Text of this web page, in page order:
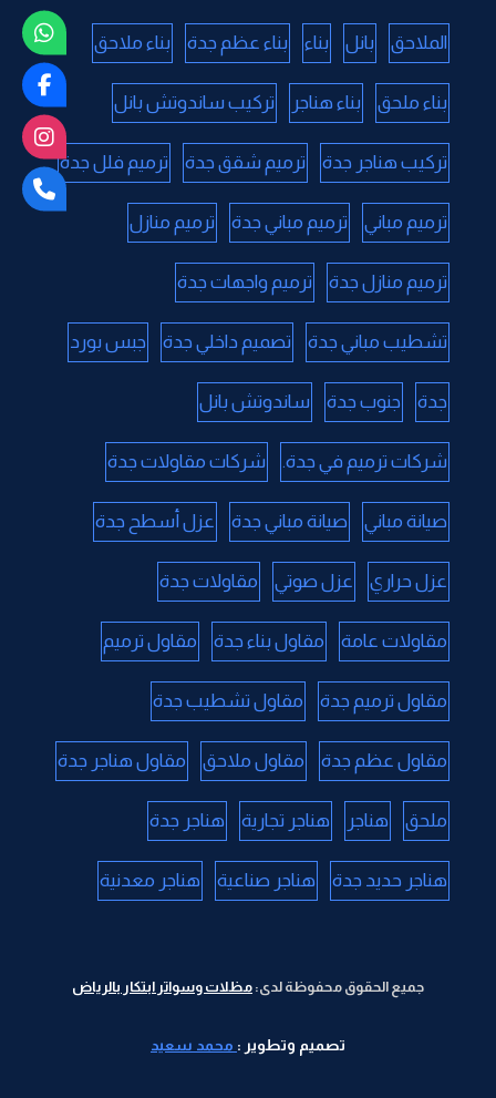
الملاحق بانل بناء بناء عظم جدة بناء ملاحق
بناء ملحق بناء هناجر تركيب ساندوتش بانل
تركيب هناجر جدة ترميم شقق جدة ترميم فلل جدة
ترميم مباني ترميم مباني جدة ترميم منازل
ترميم منازل جدة ترميم واجهات جدة
تشطيب مباني جدة تصميم داخلي جدة جبس بورد
جدة جنوب جدة ساندوتش بانل
شركات ترميم في جدة. شركات مقاولات جدة
صيانة مباني صيانة مباني جدة عزل أسطح جدة
عزل حراري عزل صوتي مقاولات جدة
مقاولات عامة مقاول بناء جدة مقاول ترميم
مقاول ترميم جدة مقاول تشطيب جدة
مقاول عظم جدة مقاول ملاحق مقاول هناجر جدة
ملحق هناجر هناجر تجارية هناجر جدة
هناجر حديد جدة هناجر صناعية هناجر معدنية
جميع الحقوق محفوظة لدى: مظلات وسواتر ابتكار بالرياض
تصميم وتطوير : محمد سعيد